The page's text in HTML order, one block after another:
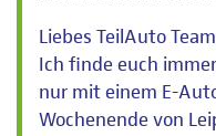
Liebes TeilAuto
Ich finde euch
nur mit einem E-
Wochenende von